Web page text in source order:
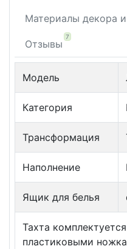
Материалы декора
Отзывы
7
Модель
Категория
Трансформация
Наполнение
Ящик для белья
Тахта
пластиковыми